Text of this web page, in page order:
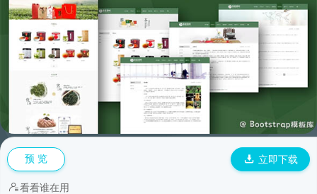
预 览 立即下载
看看谁在用